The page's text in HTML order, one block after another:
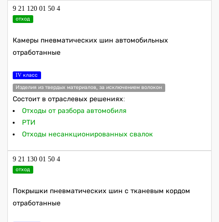
9 21 120 01 50 4
отход
Камеры пневматических шин автомобильных
отработанные
IV класс
Изделия из твердых материалов, за исключением волокон
Состоит в отраслевых решениях:
Отходы от разбора автомобиля
РТИ
Отходы несанкционированных свалок
9 21 130 01 50 4
отход
Покрышки пневматических шин с тканевым кордом
отработанные